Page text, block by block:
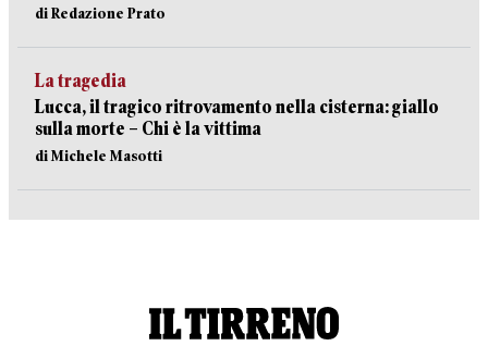
di Redazione Prato
La tragedia
Lucca, il tragico ritrovamento nella cisterna: giallo
sulla morte – Chi è la vittima
di Michele Masotti